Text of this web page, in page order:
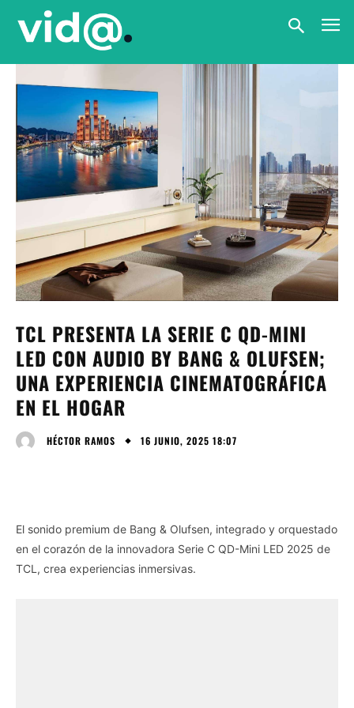
TCL PRESENTA LA SERIE C QD-MINI
LED CON AUDIO BY BANG & OLUFSEN;
UNA EXPERIENCIA CINEMATOGRÁFICA
EN EL HOGAR
HÉCTOR RAMOS 16 JUNIO, 2025 18:07
El sonido premium de Bang & Olufsen, integrado y orquestado
en el corazón de la innovadora Serie C QD-Mini LED 2025 de
TCL, crea experiencias inmersivas.